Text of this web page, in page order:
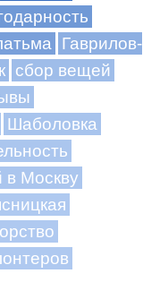
Гаврилов-
сбор вещей
Шаболовка
в Москву